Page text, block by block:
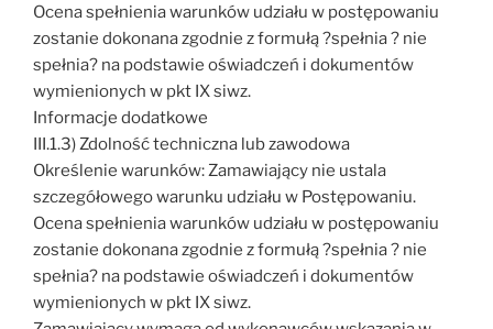
Ocena spełnienia warunków udziału w postępowaniu
zostanie dokonana zgodnie z formułą ?spełnia ? nie
spełnia? na podstawie oświadczeń i dokumentów
wymienionych w pkt IX siwz.
Informacje dodatkowe
III.1.3) Zdolność techniczna lub zawodowa
Określenie warunków: Zamawiający nie ustala
szczegółowego warunku udziału w Postępowaniu.
Ocena spełnienia warunków udziału w postępowaniu
zostanie dokonana zgodnie z formułą ?spełnia ? nie
spełnia? na podstawie oświadczeń i dokumentów
wymienionych w pkt IX siwz.